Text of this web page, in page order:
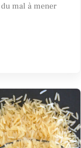
mal à mener